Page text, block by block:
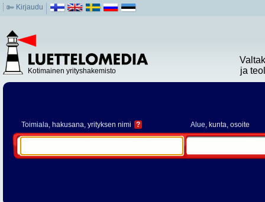
Kirjaudu
Kotimainen yrityshakemisto
ja
Toimiala, hakusana, yrityksen nimi ? Alue, kunta, osoite